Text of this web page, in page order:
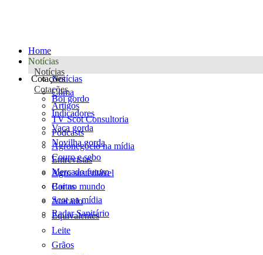
Home
Notícias
Notícias
Notícias
Clima
Artigos
TV Scot Consultoria
Podcasts
Agronegócio na mídia
Entrevistas
Agro sustentável
Cartas
Scot na mídia
Radar Sanitário
Cotações
Cotações
Boi gordo
Indicadores
Vaca gorda
Novilha gorda
Couro e sebo
Mercado futuro
Boi no mundo
Atacado
Equivalentes
Leite
Grãos